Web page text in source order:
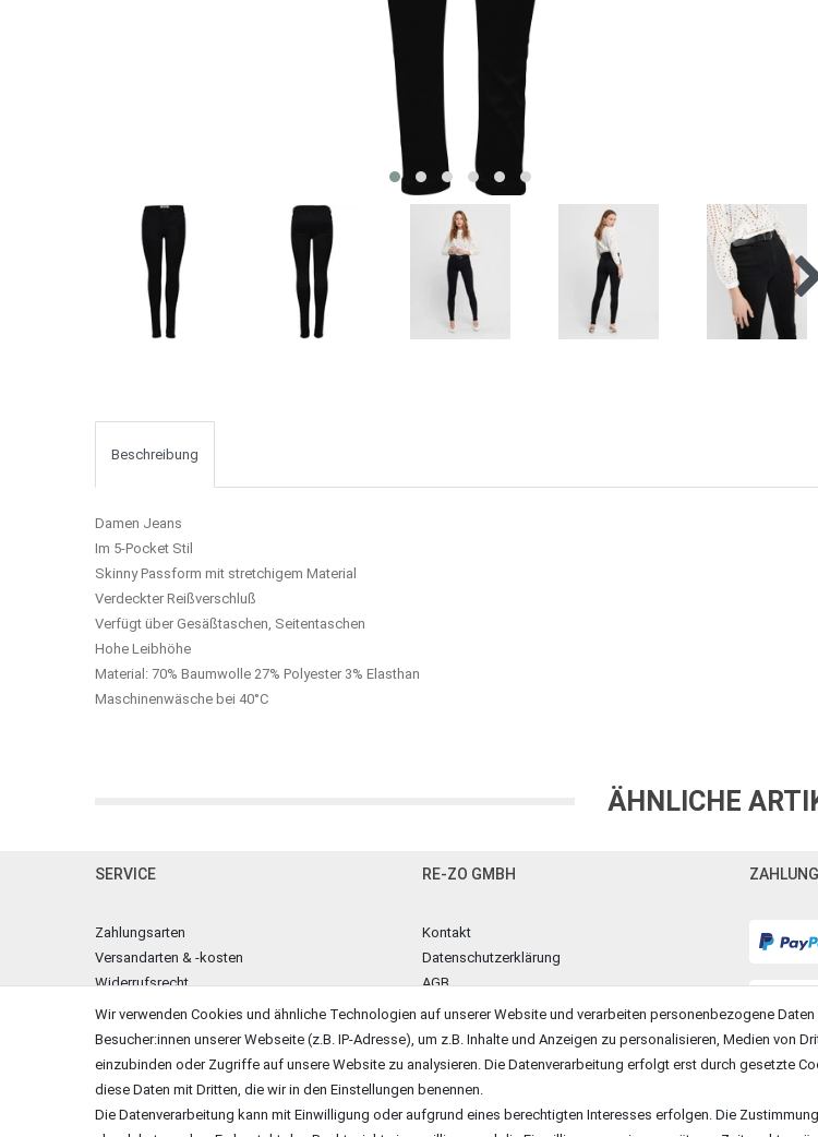
Beschreibung
Damen Jeans
Im 5-Pocket Stil
Skinny Passform mit stretchigem Material
Verdeckter Reißverschluß
Verfügt über Gesäßtaschen, Seitentaschen
Hohe Leibhöhe
Material: 70% Baumwolle 27% Polyester 3% Elasthan
Maschinenwäsche bei 40°C
ÄHNLICHE
SERVICE
Zahlungsarten
Versandarten & -kosten
Widerrufsrecht
Warenkorb
Zur Kasse
Hilfe
RE-ZO GMBH
Kontakt
Datenschutzerklärung
AGB
Impressum
Wir verwenden Cookies und ähnliche Technologien auf unserer Website und verarbeiten personenbezogene Daten
Besucher:innen unserer Webseite (z.B. IP-Adresse), um z.B. Inhalte und Anzeigen zu personalisieren, Medien von
einzubinden oder Zugriffe auf unsere Website zu analysieren. Die Datenverarbeitung erfolgt erst durch gesetzte
diese Daten mit Dritten, die wir in den Einstellungen benennen.
Die Datenverarbeitung kann mit Einwilligung oder aufgrund eines berechtigten Interesses erfolgen. Die